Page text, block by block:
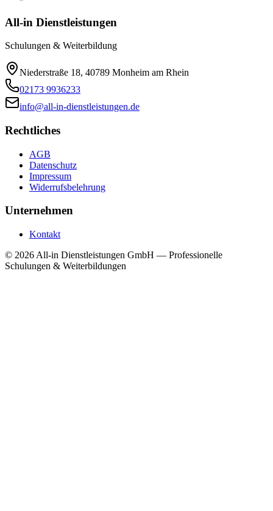
All-in Dienstleistungen
Schulungen & Weiterbildung
Niederstraße 18, 40789 Monheim am Rhein
02173 9936233
info@all-in-dienstleistungen.de
Rechtliches
AGB
Datenschutz
Impressum
Widerrufsbelehrung
Unternehmen
Kontakt
© 2026 All-in Dienstleistungen GmbH — Professionelle
Schulungen & Weiterbildungen